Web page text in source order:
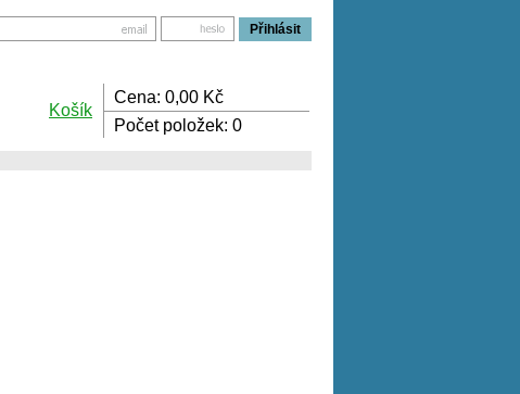
Košík
Cena: 0,00 Kč
Počet položek: 0